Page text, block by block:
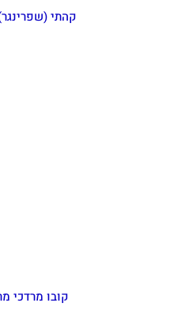
קהתי
קובו מרדכי